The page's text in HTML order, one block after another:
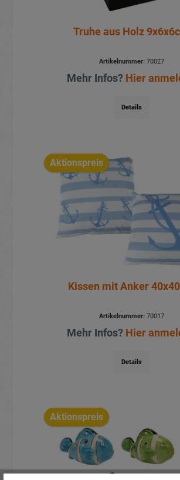
Truhe aus Holz
Artikelnummer:70027
Mehr Infos? Hier
Details
Aktionspreis
Kissen mit Anker
Artikelnummer:70017
Mehr Infos? Hier
Details
Aktionspreis